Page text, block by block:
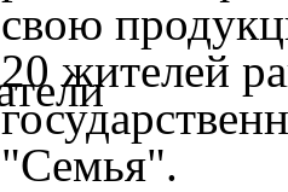
свою
20 жителей
"Семья".